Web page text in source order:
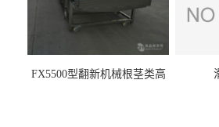
FX5500型翻新机械根茎类高